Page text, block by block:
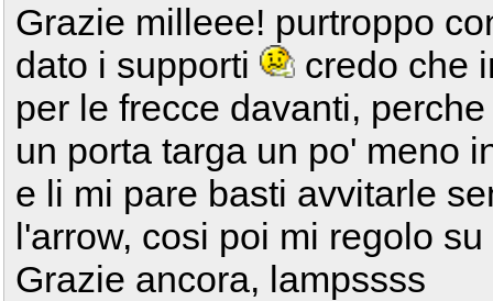
Grazie milleee! purtroppo
dato i supporti
credo che
per le frecce davanti,
un porta targa un po' meno
e li mi pare basti avvitarle
l'arrow, cosi poi mi regolo
Grazie ancora, lampssss